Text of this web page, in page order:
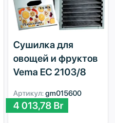
Сушилка для
овощей и фруктов
Vema EC 2103/8
Артикул: gm015600
4 013,78 Br